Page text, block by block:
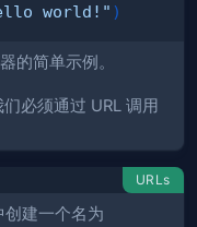
world!" )
的简单示例。
必须通过 URL 调用
URLs
建一个名为